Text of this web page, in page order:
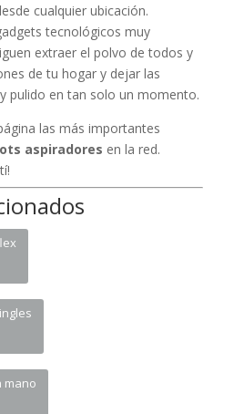
cualquier ubicación.
tecnológicos muy
extraer el polvo de todos y
de tu hogar y dejar las
pulido en tan solo un momento.
las más importantes
aspiradores en la red.
mano